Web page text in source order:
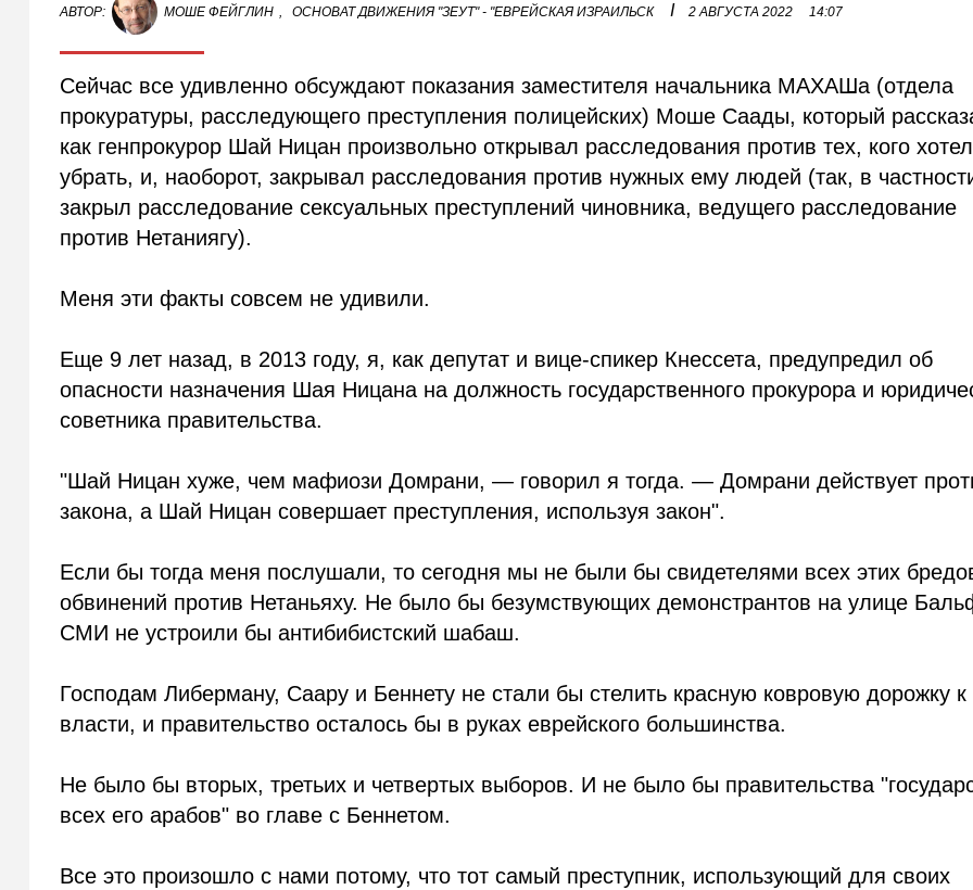
АВТОР: МОШЕ ФЕЙГЛИН , ОСНОВАТ ДВИЖЕНИЯ "ЗЕУТ" - "ЕВРЕЙСКАЯ ИЗРАИЛЬСК I 2 АВГУСТА 2022 14:07
Сейчас все удивленно обсуждают показания заместителя начальника МАХАШа (отдела
прокуратуры, расследующего преступления полицейских) Моше Саады, который
как генпрокурор Шай Ницан произвольно открывал расследования против тех, кого хотел
убрать, и, наоборот, закрывал расследования против нужных ему людей (так, в
закрыл расследование сексуальных преступлений чиновника, ведущего расследование
против Нетаниягу).
Меня эти факты совсем не удивили.
Еще 9 лет назад, в 2013 году, я, как депутат и вице-спикер Кнессета, предупредил об
опасности назначения Шая Ницана на должность государственного прокурора и
советника правительства.
"Шай Ницан хуже, чем мафиози Домрани, — говорил я тогда. — Домрани действует
закона, а Шай Ницан совершает преступления, используя закон".
Если бы тогда меня послушали, то сегодня мы не были бы свидетелями всех этих
обвинений против Нетаньяху. Не было бы безумствующих демонстрантов на улице
СМИ не устроили бы антибибистский шабаш.
Господам Либерману, Саару и Беннету не стали бы стелить красную ковровую дорожку к
власти, и правительство осталось бы в руках еврейского большинства.
Не было бы вторых, третьих и четвертых выборов. И не было бы правительства
всех его арабов" во главе с Беннетом.
Все это произошло с нами потому, что тот самый преступник, использующий для своих